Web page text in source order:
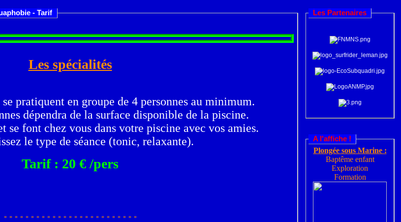
- Tarif
Les spécialités
se pratiquent en groupe de 4 personnes au minimum.
dépendra de la surface disponible de la piscine.
se font chez vous dans votre piscine avec vos amies.
le type de séance (tonic, relaxante).
Tarif : 20 € /pers
- - - - - - - - - - - - - - - - - - - - - - - - -
Les Partenaires
A l'affiche !
Plongée sous Marine :
Baptême enfant
Exploration
Formation